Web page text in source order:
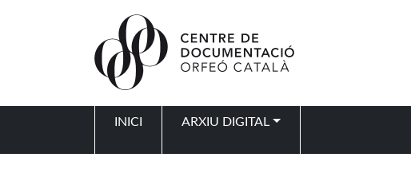
INICI ARXIU DIGITAL